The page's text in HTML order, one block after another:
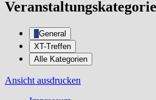
General
XT-Treffen
Alle Kategorien
Ansicht ausdrucken